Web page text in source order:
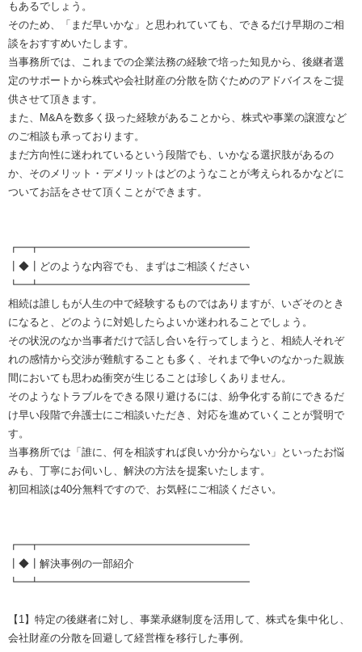
もあるでしょう。
そのため、「まだ早いかな」と思われていても、できるだけ早期のご相
談をおすすめいたします。
当事務所では、これまでの企業法務の経験で培った知見から、後継者選
定のサポートから株式や会社財産の分散を防ぐためのアドバイスをご提
供させて頂きます。
また、M&Aを数多く扱った経験があることから、株式や事業の譲渡など
のご相談も承っております。
まだ方向性に迷われているという段階でも、いかなる選択肢があるの
か、そのメリット・デメリットはどのようなことが考えられるかなどに
ついてお話をさせて頂くことができます。
┏━┳━━━━━━━━━━━━━━━━━━━━
┃◆┃どのような内容でも、まずはご相談ください
┗━┻━━━━━━━━━━━━━━━━━━━━
相続は誰しもが人生の中で経験するものではありますが、いざそのとき
になると、どのように対処したらよいか迷われることでしょう。
その状況のなか当事者だけで話し合いを行ってしまうと、相続人それぞ
れの感情から交渉が難航することも多く、それまで争いのなかった親族
間においても思わぬ衝突が生じることは珍しくありません。
そのようなトラブルをできる限り避けるには、紛争化する前にできるだ
け早い段階で弁護士にご相談いただき、対応を進めていくことが賢明で
す。
当事務所では「誰に、何を相談すれば良いか分からない」といったお悩
みも、丁寧にお伺いし、解決の方法を提案いたします。
初回相談は40分無料ですので、お気軽にご相談ください。
┏━┳━━━━━━━━━━━━━━━━━━━━
┃◆┃解決事例の一部紹介
┗━┻━━━━━━━━━━━━━━━━━━━━
【1】特定の後継者に対し、事業承継制度を活用して、株式を集中化し、
会社財産の分散を回避して経営権を移行した事例。